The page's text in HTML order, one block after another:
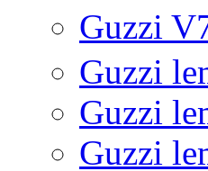
Guzzi
Guzzi
Guzzi
Guzzi